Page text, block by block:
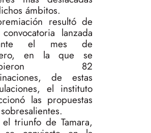
ámbitos.
resultó de
lanzada
el mes de
en la que se
82
de estas
el instituto
las propuestas
triunfo de Tamara,